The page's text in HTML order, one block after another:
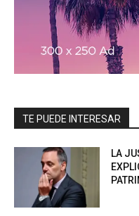
TE PUEDE INTERESAR
LA